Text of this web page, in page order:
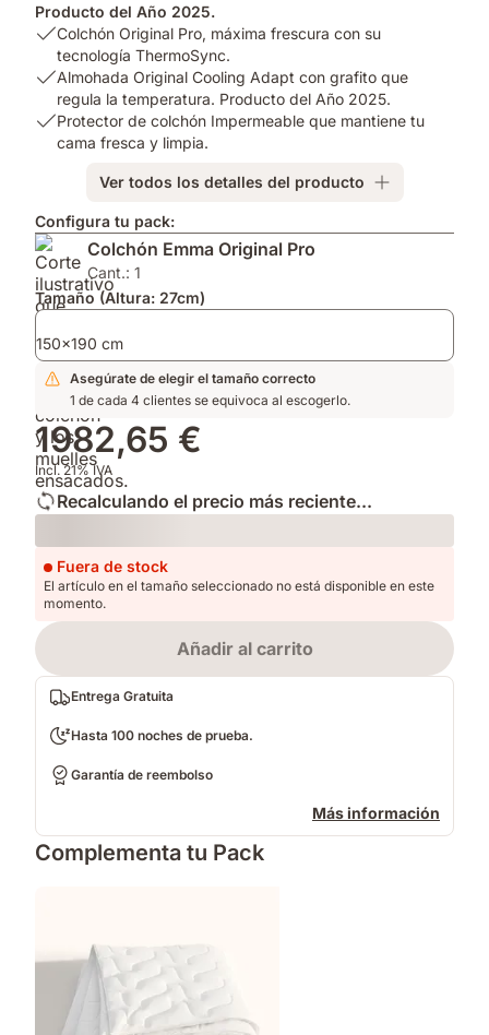
Producto del Año 2025.
USP
Colchón
Original
Pro,
máxima
tecnología
ThermoSync.
Colchón Original Pro, máxima frescura con su
tecnología ThermoSync.
USP
Almohada
Original
grafito
que
regula
la
temperatura.
Producto
del
Año
2025.
Almohada Original Cooling Adapt con grafito que
regula la temperatura. Producto del Año 2025.
USP
Impermeable
que
mantiene
tu
cama
fresca
y
limpia.
Protector de colchón Impermeable que mantiene tu
cama fresca y limpia.
Ver todos los detalles del producto
Configura tu pack:
Colchón Emma Original Pro
Cant.: 1
Tamaño (Altura: 27cm)
150x190 cm
Asegúrate de elegir el tamaño correcto
1 de cada 4 clientes se equivoca al escogerlo.
1982,65 €
Incl. 21% IVA
Recalculando el precio más reciente...
Loading
Fuera de stock
El artículo en el tamaño seleccionado no está disponible en este
momento.
Añadir al carrito
Entrega Gratuita
Hasta 100 noches de prueba.
Garantía de reembolso
Más información
Complementa tu Pack